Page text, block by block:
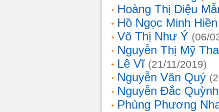
Hoàng Thị Diệu
Hồ Ngọc Minh Hiền
Võ Thị Như Ý (06/
Nguyễn Thị Mỹ
Lê Vĩ (21/11/2019)
Nguyễn Văn Quý
Nguyễn Đắc
Phùng Phương